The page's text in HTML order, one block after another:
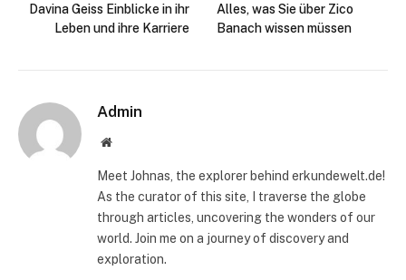
Davina Geiss Einblicke in ihr
Leben und ihre Karriere
Alles, was Sie über Zico
Banach wissen müssen
Admin
Website
Meet Johnas, the explorer behind erkundewelt.de!
As the curator of this site, I traverse the globe
through articles, uncovering the wonders of our
world. Join me on a journey of discovery and
exploration.